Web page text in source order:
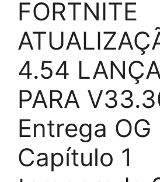
FORTNITE
4.54
PARA
Entrega OG
Capítulo 1